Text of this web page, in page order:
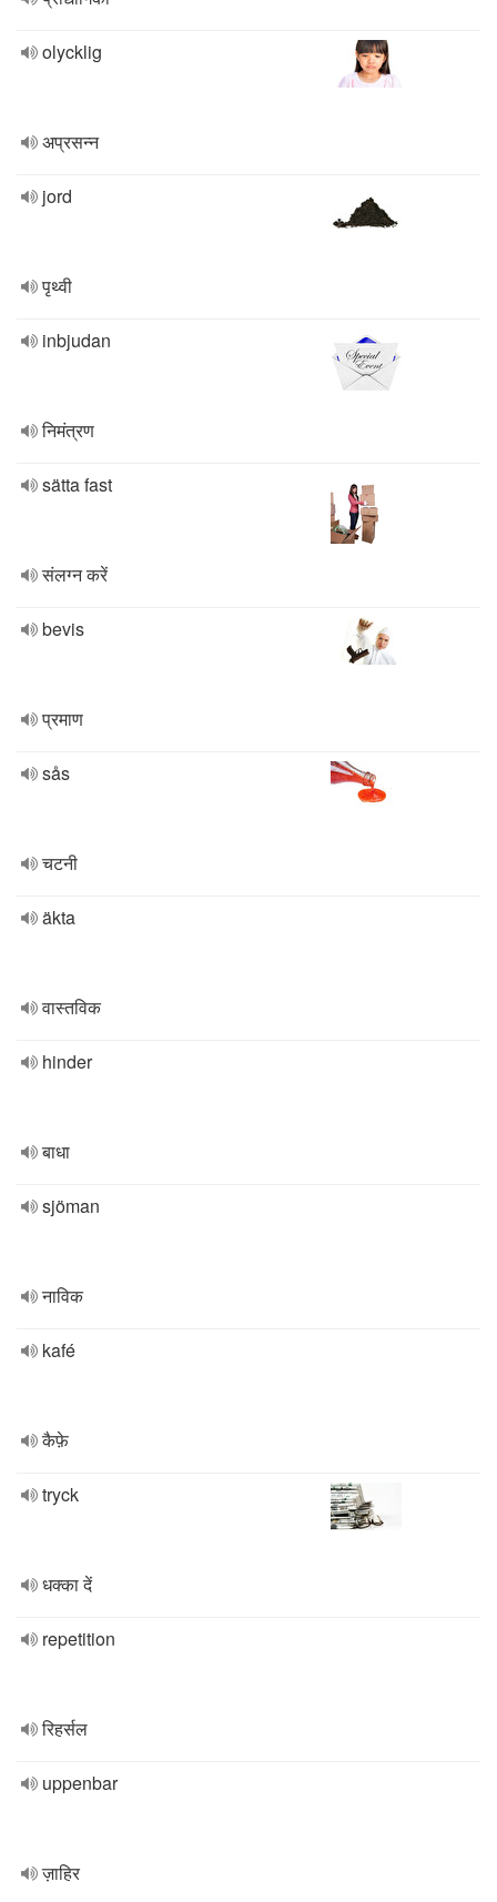
olycklig
अप्रसन्न
jord
पृथ्वी
inbjudan
निमंत्रण
sätta fast
संलग्न करें
bevis
प्रमाण
sås
चटनी
äkta
वास्तविक
hinder
बाधा
sjöman
नाविक
kafé
कैफ़े
tryck
धक्का दें
repetition
रिहर्सल
uppenbar
ज़ाहिर